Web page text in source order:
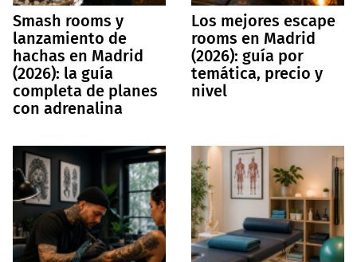
Smash rooms y
lanzamiento de
hachas en Madrid
(2026): la guía
completa de planes
con adrenalina
Los mejores escape
rooms en Madrid
(2026): guía por
temática, precio y
nivel